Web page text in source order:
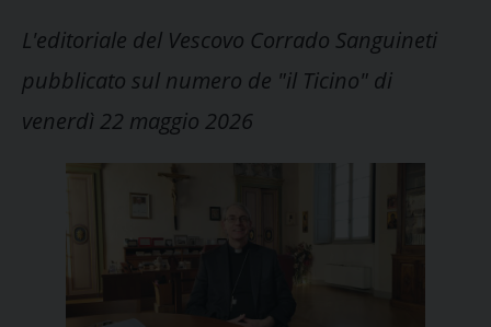
L'editoriale del Vescovo Corrado Sanguineti
pubblicato sul numero de "il Ticino" di
venerdì 22 maggio 2026